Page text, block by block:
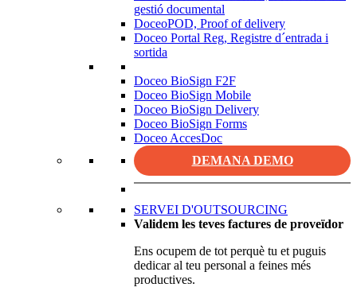
gestió documental
DoceoPOD, Proof of delivery
Doceo Portal Reg, Registre d´entrada i
sortida
Doceo BioSign F2F
Doceo BioSign Mobile
Doceo BioSign Delivery
Doceo BioSign Forms
Doceo AccesDoc
DEMANA DEMO
SERVEI D'OUTSOURCING
Validem les teves factures de proveïdor
Ens ocupem de tot perquè tu et puguis
dedicar al teu personal a feines més
productives.